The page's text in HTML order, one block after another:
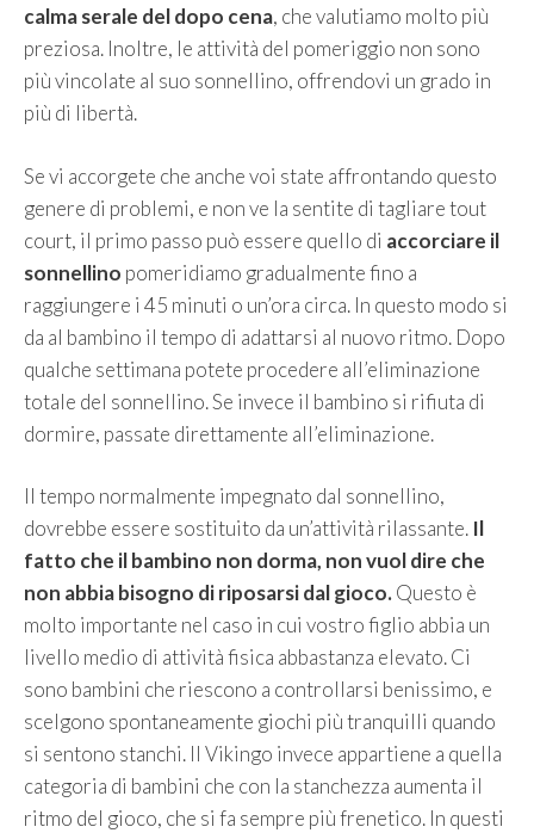
calma serale del dopo cena, che valutiamo molto più
preziosa. Inoltre, le attività del pomeriggio non sono
più vincolate al suo sonnellino, offrendovi un grado in
più di libertà.
Se vi accorgete che anche voi state affrontando questo
genere di problemi, e non ve la sentite di tagliare tout
court, il primo passo può essere quello di accorciare il
sonnellino pomeridiamo gradualmente fino a
raggiungere i 45 minuti o un’ora circa. In questo modo si
da al bambino il tempo di adattarsi al nuovo ritmo. Dopo
qualche settimana potete procedere all’eliminazione
totale del sonnellino. Se invece il bambino si rifiuta di
dormire, passate direttamente all’eliminazione.
Il tempo normalmente impegnato dal sonnellino,
dovrebbe essere sostituito da un’attività rilassante. Il
fatto che il bambino non dorma, non vuol dire che
non abbia bisogno di riposarsi dal gioco.Questo è
molto importante nel caso in cui vostro figlio abbia un
livello medio di attività fisica abbastanza elevato. Ci
sono bambini che riescono a controllarsi benissimo, e
scelgono spontaneamente giochi più tranquilli quando
si sentono stanchi. Il Vikingo invece appartiene a quella
categoria di bambini che con la stanchezza aumenta il
ritmo del gioco, che si fa sempre più frenetico. In questi